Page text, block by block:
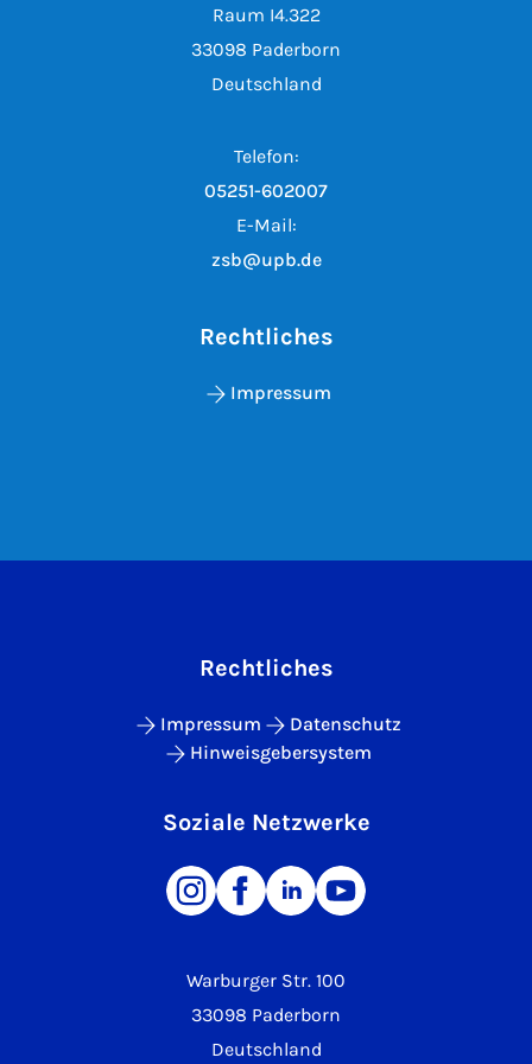
Raum I4.322
33098 Paderborn
Deutschland
Telefon:
05251-602007
E-Mail:
zsb@upb.de
Rechtliches
Impressum
Warburger Str. 100
33098 Paderborn
Deutschland
Rechtliches
Impressum
Datenschutz
Hinweisgebersystem
Soziale Netzwerke